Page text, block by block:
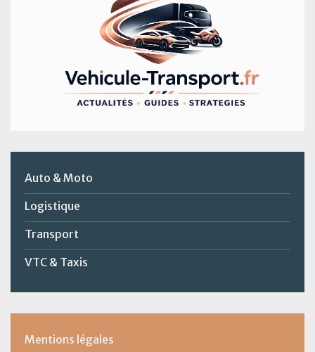
Auto & Moto
Logistique
Transport
VTC & Taxis
Mentions légales